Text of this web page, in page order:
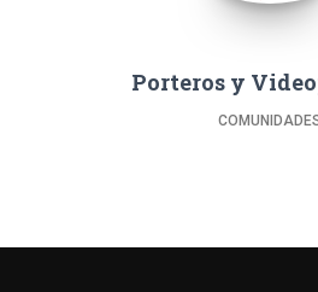
Porteros y